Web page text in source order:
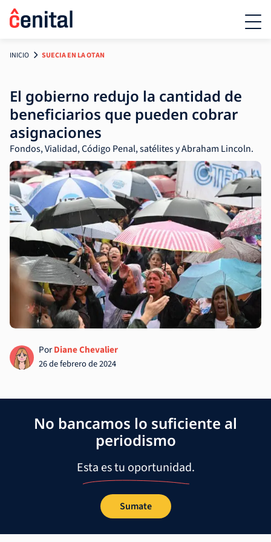
INICIO SUECIA EN LA OTAN
El gobierno redujo la cantidad de
beneficiarios que pueden cobrar
asignaciones
Fondos, Vialidad, Código Penal, satélites y Abraham Lincoln.
PorDiane Chevalier
26 de febrero de 2024
No bancamos lo suficiente al
periodismo
Esta es tu oportunidad.
Sumate